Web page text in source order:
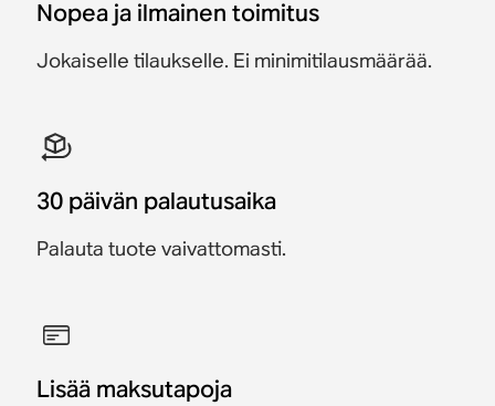
999 €
Nopea ja ilmainen toimitus
Jokaiselle tilaukselle. Ei minimitilausmäärää.
30 päivän palautusaika
Palauta tuote vaivattomasti.
Lisää maksutapoja